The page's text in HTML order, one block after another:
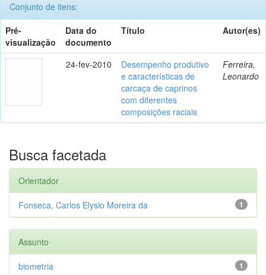
Conjunto de itens:
Pré-
visualização
Data do
documento
Título Autor(es)
24-fev-2010
Desempenho produtivo
e características de
carcaça de caprinos
com diferentes
composições raciais
Ferreira,
Leonardo
Busca facetada
Orientador
1
Fonseca, Carlos Elysio Moreira da
Assunto
1
biometria